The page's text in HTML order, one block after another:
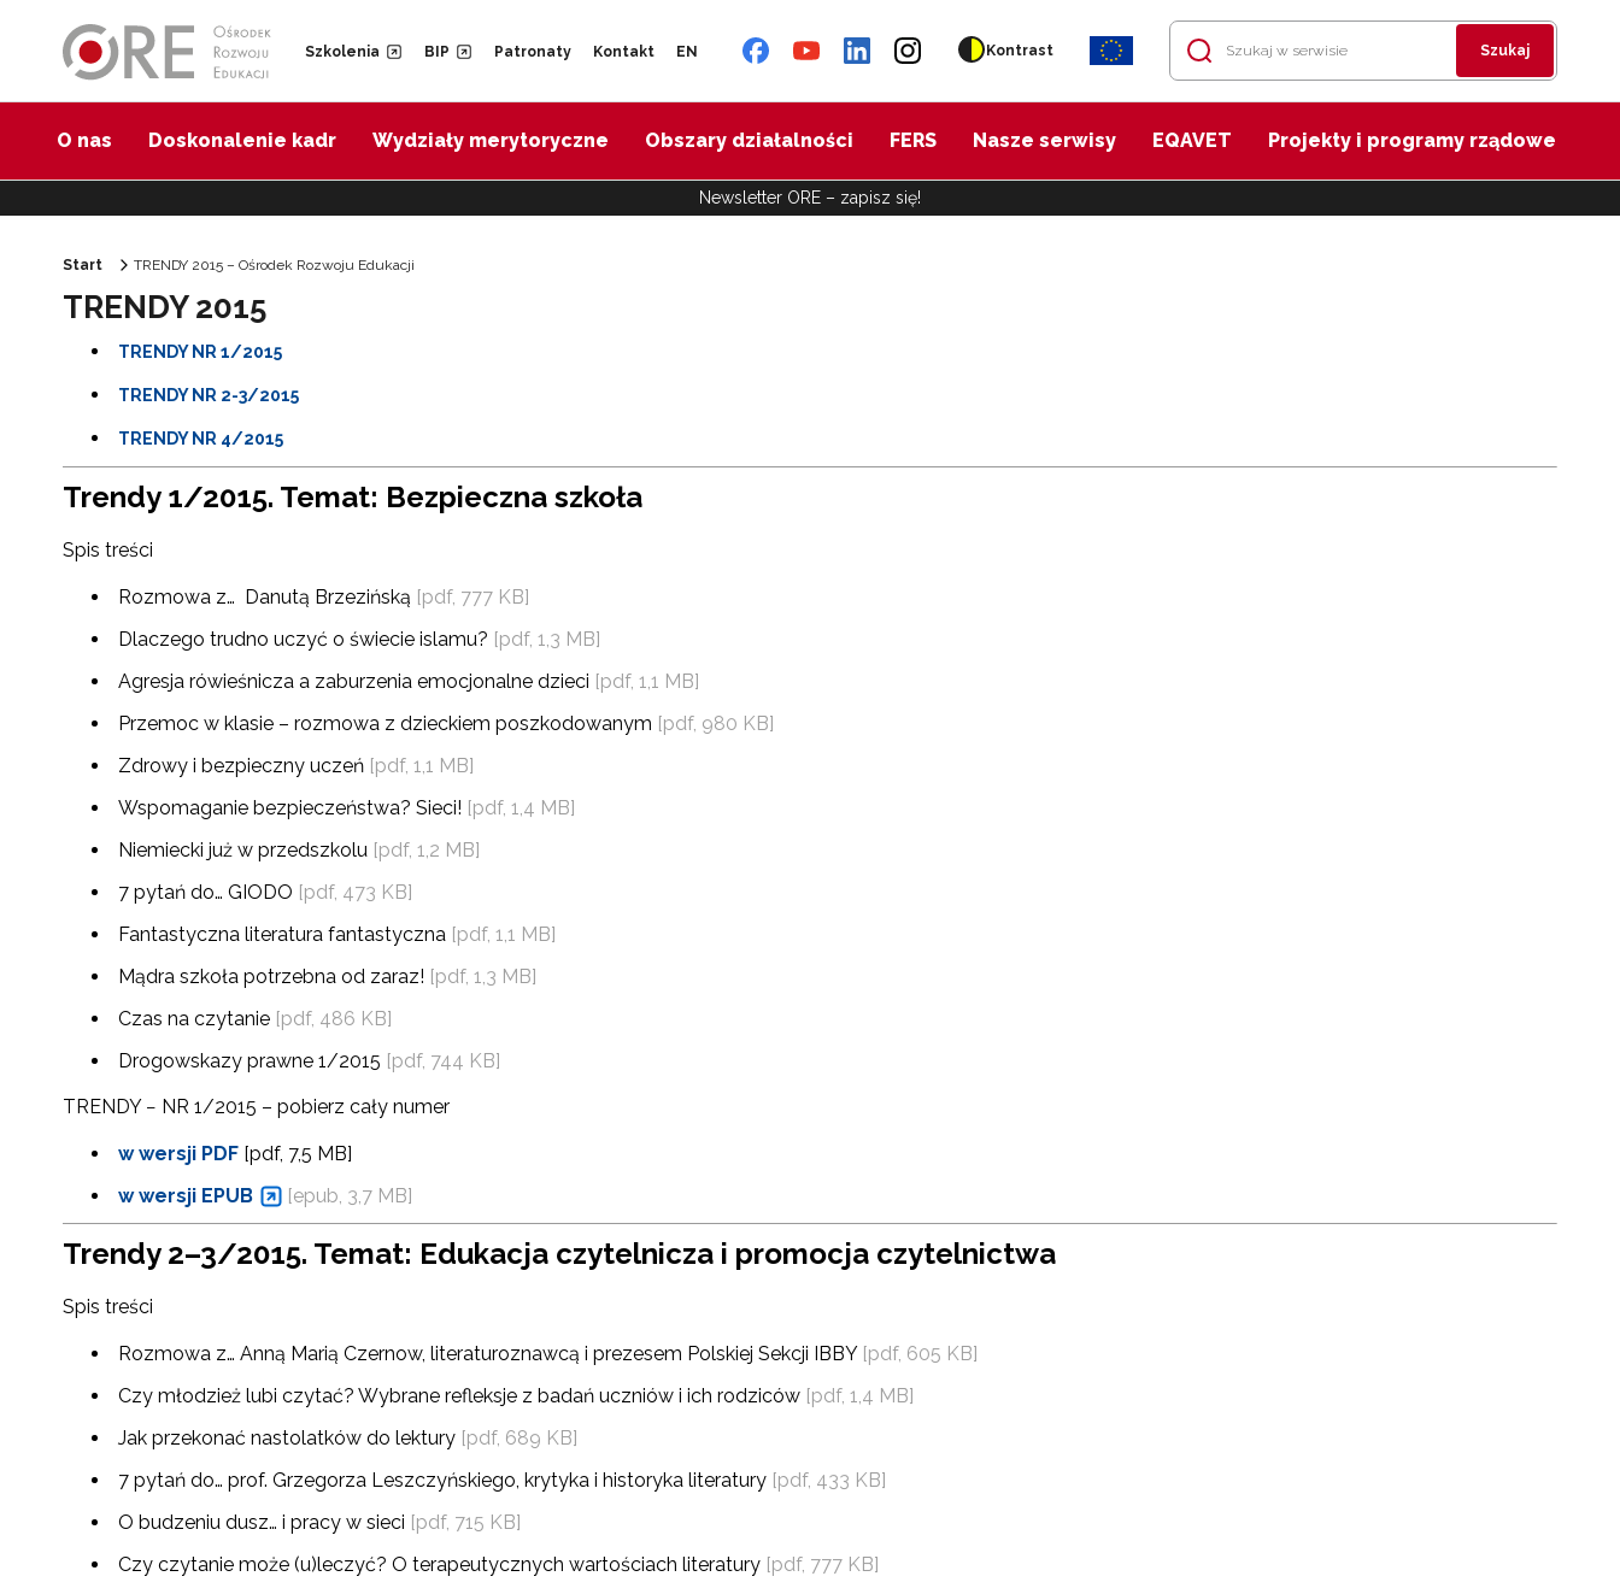
Szkolenia BIP Patronaty Kontakt EN Kontrast Szukaj
O nas Doskonalenie kadr Wydziały merytoryczne Obszary działalności FERS Nasze serwisy EQAVET Projekty i programy rządowe
Newsletter ORE – zapisz się!
Start TRENDY 2015 – Ośrodek Rozwoju Edukacji
TRENDY 2015
TRENDY NR 1/2015
TRENDY NR 2-3/2015
TRENDY NR 4/2015
Trendy 1/2015. Temat: Bezpieczna szkoła
Spis treści
Rozmowa z… Danutą Brzezińską [pdf, 777 KB]
Dlaczego trudno uczyć o świecie islamu? [pdf, 1,3 MB]
Agresja rówieśnicza a zaburzenia emocjonalne dzieci [pdf, 1,1 MB]
Przemoc w klasie – rozmowa z dzieckiem poszkodowanym [pdf, 980 KB]
Zdrowy i bezpieczny uczeń [pdf, 1,1 MB]
Wspomaganie bezpieczeństwa? Sieci! [pdf, 1,4 MB]
Niemiecki już w przedszkolu [pdf, 1,2 MB]
7 pytań do… GIODO [pdf, 473 KB]
Fantastyczna literatura fantastyczna [pdf, 1,1 MB]
Mądra szkoła potrzebna od zaraz! [pdf, 1,3 MB]
Czas na czytanie [pdf, 486 KB]
Drogowskazy prawne 1/2015 [pdf, 744 KB]
TRENDY − NR 1/2015 – pobierz cały numer
w wersji PDF [pdf, 7,5 MB]
w wersji EPUB
[epub, 3,7 MB]
Trendy 2–3/2015. Temat: Edukacja czytelnicza i promocja czytelnictwa
Spis treści
Rozmowa z… Anną Marią Czernow, literaturoznawcą i prezesem Polskiej Sekcji IBBY [pdf, 605 KB]
Czy młodzież lubi czytać? Wybrane refleksje z badań uczniów i ich rodziców [pdf, 1,4 MB]
Jak przekonać nastolatków do lektury [pdf, 689 KB]
7 pytań do… prof. Grzegorza Leszczyńskiego, krytyka i historyka literatury [pdf, 433 KB]
O budzeniu dusz… i pracy w sieci [pdf, 715 KB]
Czy czytanie może (u)leczyć? O terapeutycznych wartościach literatury [pdf, 777 KB]